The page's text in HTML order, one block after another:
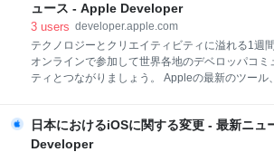
Containerization 2:14 - Design principles 3:36 -
Container machine 4:36 - Demo 10:33 - Next
ソース Container Containerization HDビデオ SD
オ こんにちは Michaelです 今日は
基盤とした 新機能を紹介します Containerizationは
ュース - Apple Developer
3 users developer.apple.com
テクノロジーとクリエイティビティに溢れる1週間
オンラインで参加して世界各地のデベロッパコミ
ティとつながりましょう。 Appleの最新のツール
オセッションでは、アプリやゲームをレベルアッ
せる注目のテクノロジーをご紹介します。また、
日本におけるiOSに関する変更 - 最新ニ
Developer